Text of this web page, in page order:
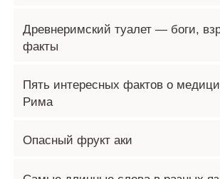
Древнеримский туалет — боги,
факты
Пять интересных фактов о
Рима
Опасный фрукт аки